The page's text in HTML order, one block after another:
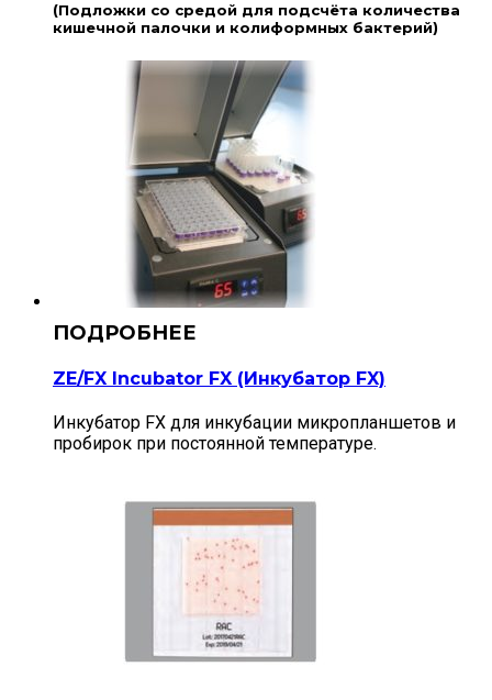
(Подложки со средой для подсчёта количества
кишечной палочки и колиформных бактерий)
ZE/FX Incubator FX (Инкубатор FX)
Инкубатор FX для инкубации микропланшетов и
пробирок при постоянной температуре.